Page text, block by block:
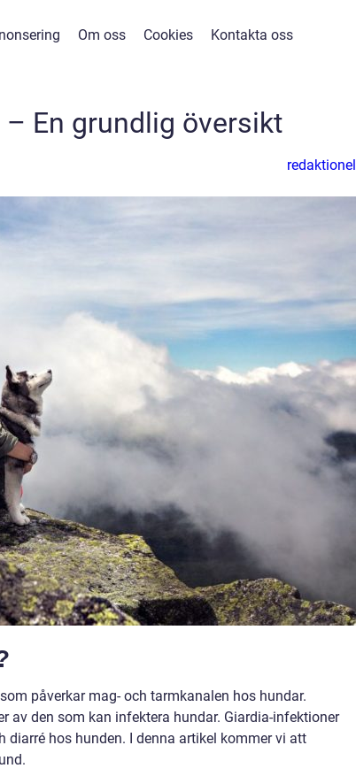
Om oss Cookies Kontakta oss
En grundlig översikt
redaktionel
påverkar mag- och tarmkanalen hos hundar.
av den som kan infektera hundar. Giardia-infektioner
hos hunden. I denna artikel kommer vi att